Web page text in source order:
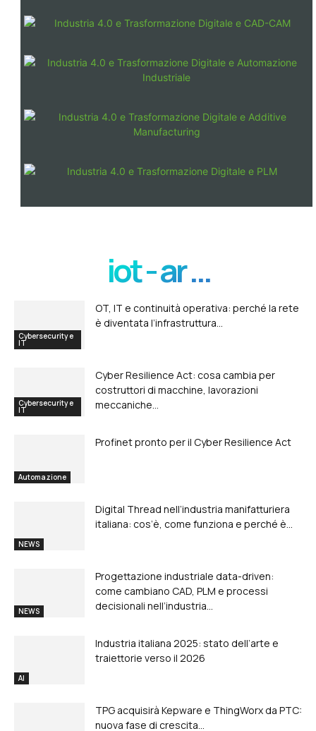
iot - ar ...
Cybersecurity e
IT
OT, IT e continuità operativa: perché la rete
è diventata l’infrastruttura...
Cybersecurity e
IT
Cyber Resilience Act: cosa cambia per
costruttori di macchine, lavorazioni
meccaniche...
Automazione
Profinet pronto per il Cyber Resilience Act
NEWS
Digital Thread nell’industria manifatturiera
italiana: cos’è, come funziona e perché è...
NEWS
Progettazione industriale data-driven:
come cambiano CAD, PLM e processi
decisionali nell’industria...
AI
Industria italiana 2025: stato dell’arte e
traiettorie verso il 2026
TPG acquisirà Kepware e ThingWorx da PTC:
nuova fase di crescita...